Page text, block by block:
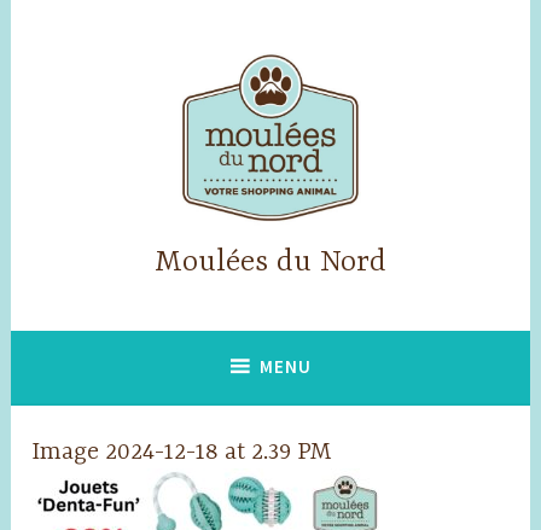
Moulées du Nord
MENU
Image 2024-12-18 at 2.39 PM